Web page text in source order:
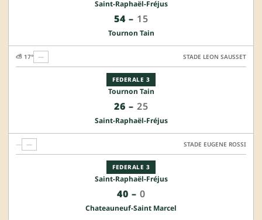
Saint-Raphaël-Fréjus
54– 15
Tournon Tain
FEDERALE 3
Tournon Tain
26 – 25
Saint-Raphaël-Fréjus
⛅ 17° — STADE LEON SAUSSET
FEDERALE 3
Saint-Raphaël-Fréjus
40 – 0
Chateauneuf-Saint Marcel
— — STADE EUGENE ROSSI